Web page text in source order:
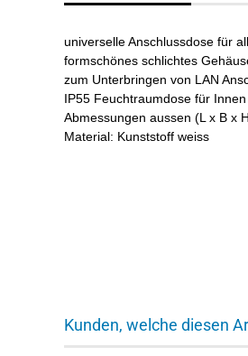
universelle Anschlussdose für
formschönes schlichtes
zum Unterbringen von LAN
IP55 Feuchtraumdose für
Abmessungen aussen (L x B x
Material: Kunststoff weiss
Kunden, welche diesen